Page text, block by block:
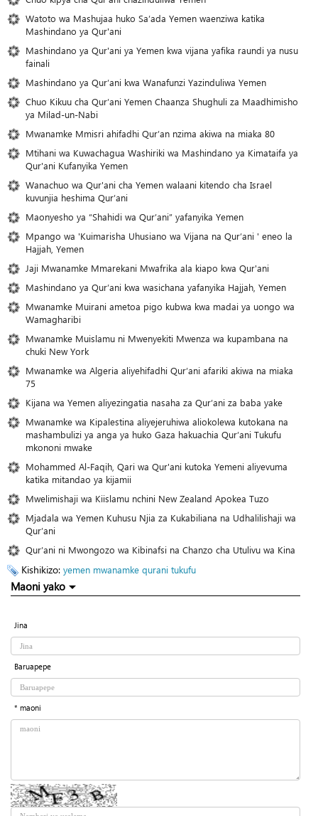
Watoto wa Mashujaa huko Sa’ada Yemen waenziwa katika
Mashindano ya Qur'ani
Mashindano ya Qur'ani ya Yemen kwa vijana yafika raundi ya nusu
fainali
Mashindano ya Qur’ani kwa Wanafunzi Yazinduliwa Yemen
Chuo Kikuu cha Qur’ani Yemen Chaanza Shughuli za Maadhimisho
ya Milad-un-Nabi
Mwanamke Mmisri ahifadhi Qur’an nzima akiwa na miaka 80
Mtihani wa Kuwachagua Washiriki wa Mashindano ya Kimataifa ya
Qur'ani Kufanyika Yemen
Wanachuo wa Qur'ani cha Yemen walaani kitendo cha Israel
kuvunjia heshima Qur’ani
Maonyesho ya “Shahidi wa Qur’ani” yafanyika Yemen
Mpango wa 'Kuimarisha Uhusiano wa Vijana na Qur’ani ' eneo la
Hajjah, Yemen
Jaji Mwanamke Mmarekani Mwafrika ala kiapo kwa Qur'ani
Mashindano ya Qur’ani kwa wasichana yafanyika Hajjah, Yemen
Mwanamke Muirani ametoa pigo kubwa kwa madai ya uongo wa
Wamagharibi
Mwanamke Muislamu ni Mwenyekiti Mwenza wa kupambana na
chuki New York
Mwanamke wa Algeria aliyehifadhi Qur’ani afariki akiwa na miaka
75
Kijana wa Yemen aliyezingatia nasaha za Qur’ani za baba yake
Mwanamke wa Kipalestina aliyejeruhiwa aliokolewa kutokana na
mashambulizi ya anga ya huko Gaza hakuachia Qur’ani Tukufu
mkononi mwake
Mohammed Al-Faqih, Qari wa Qur'ani kutoka Yemeni aliyevuma
katika mitandao ya kijamii
Mwelimishaji wa Kiislamu nchini New Zealand Apokea Tuzo
Mjadala wa Yemen Kuhusu Njia za Kukabiliana na Udhalilishaji wa
Qur’ani
Qur’ani ni Mwongozo wa Kibinafsi na Chanzo cha Utulivu wa Kina
Kishikizo: yemen mwanamke qurani tukufu
Maoni yako
Jina
Baruapepe
* maoni